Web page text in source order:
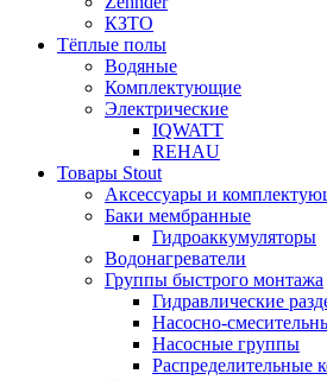
КЗТО
Тёплые полы
Водяные
Комплектующие
Электрические
IQWATT
REHAU
Товары Stout
Аксессуары и
Баки мембранные
Гидроаккумуляторы
Водонагреватели
Группы быстрого монтажа
Гидравлические
Насосно-
Насосные группы
Распределительные